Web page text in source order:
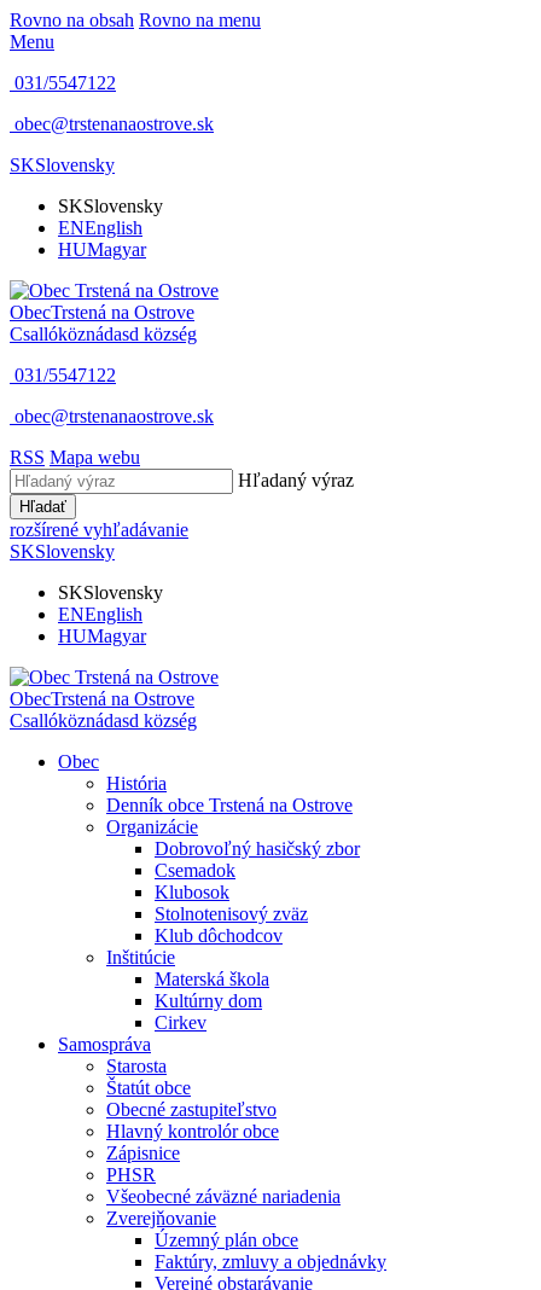
Rovno na obsah Rovno na menu
Menu
031/5547122
obec@trstenanaostrove.sk
SKSlovensky
SKSlovensky
ENEnglish
HUMagyar
ObecTrstená na Ostrove
Csallóköznádasd község
031/5547122
obec@trstenanaostrove.sk
RSS Mapa webu
Hľadaný výraz
Hľadať
rozšírené vyhľadávanie
SKSlovensky
SKSlovensky
ENEnglish
HUMagyar
ObecTrstená na Ostrove
Csallóköznádasd község
Obec
História
Denník obce Trstená na Ostrove
Organizácie
Dobrovoľný hasičský zbor
Csemadok
Klubosok
Stolnotenisový zväz
Klub dôchodcov
Inštitúcie
Materská škola
Kultúrny dom
Cirkev
Samospráva
Starosta
Štatút obce
Obecné zastupiteľstvo
Hlavný kontrolór obce
Zápisnice
PHSR
Všeobecné záväzné nariadenia
Zverejňovanie
Územný plán obce
Faktúry, zmluvy a objednávky
Verejné obstarávanie